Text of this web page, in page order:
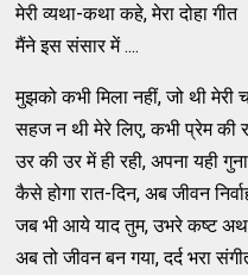
मेरी व्यथा-कथा कहे, मेरा दोहा गीत
मैंने इस संसार में ....
मुझको कभी मिला नहीं, जो थी मेरी
सहज न थी मेरे लिए, कभी प्रेम की
उर की उर में ही रही, अपना यही
कैसे होगा रात-दिन, अब जीवन
जब भी आये याद तुम, उभरे कष्ट
अब तो जीवन बन गया, दर्द भरा